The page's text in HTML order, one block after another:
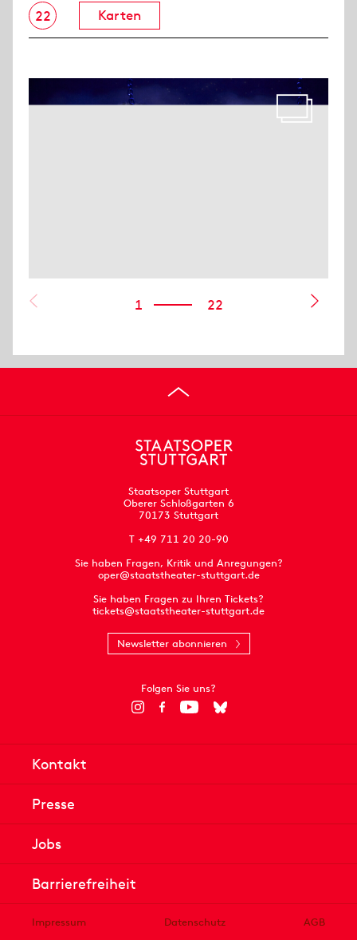
22
Karten
1 22
Staatsoper Stuttgart
Oberer Schloßgarten 6
70173 Stuttgart
T +49 711 20 20-90
Sie haben Fragen, Kritik und Anregungen?
oper@staatstheater-stuttgart.de
Sie haben Fragen zu Ihren Tickets?
tickets@staatstheater-stuttgart.de
Newsletter abonnieren
Folgen Sie uns?
Kontakt
Presse
Jobs
Barrierefreiheit
Impressum Datenschutz AGB